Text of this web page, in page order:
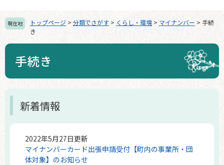
現在地 トップページ > 分類でさがす > くらし・環境 > マイナンバー > 手続
き
手続き
本
新着情報
2022年5月27日更新
マイナンバーカード出張申請受付【町内の事業所・団
体対象】のお知らせ